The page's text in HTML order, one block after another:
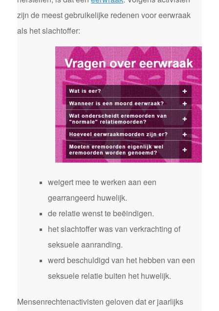
zijn de meest gebruikelijke redenen voor eerwraak
als het slachtoffer:
weigert mee te werken aan een
gearrangeerd huwelijk.
de relatie wenst te beëindigen.
het slachtoffer was van verkrachting of
seksuele aanranding.
werd beschuldigd van het hebben van een
seksuele relatie buiten het huwelijk.
Mensenrechtenactivisten geloven dat er jaarlijks